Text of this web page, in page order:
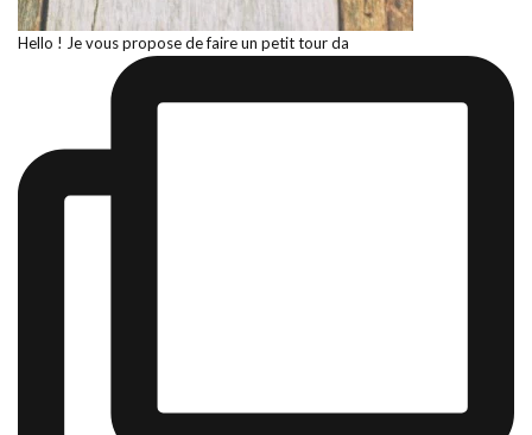
Hello ! Je vous propose de faire un petit tour da